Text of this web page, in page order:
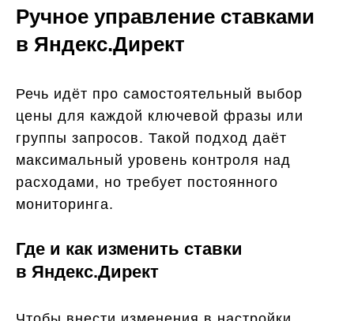
Ручное управление ставками
в Яндекс.Директ
Речь идёт про самостоятельный выбор
цены для каждой ключевой фразы или
группы запросов. Такой подход даёт
максимальный уровень контроля над
расходами, но требует постоянного
мониторинга.
Где и как изменить ставки
в Яндекс.Директ